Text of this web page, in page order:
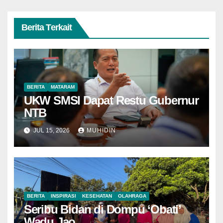
Berita Terkait
BERITA MATARAM
UKW SMSI Dapat Restu Gubernur
NTB
JUL 15, 2026 MUHIDIN
BERITA INSPIRASI KESEHATAN OLAHRAGA
Seribu Bidan di Dompu ‘Obati’